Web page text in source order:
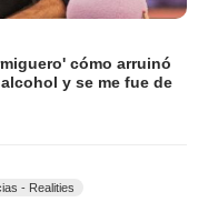
cómo arruinó
y se me fue de
- Realities